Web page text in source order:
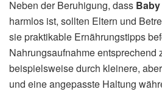
Neben der Beruhigung, dass
harmlos ist, sollten Eltern und
sie praktikable Ernährungstipps
Nahrungsaufnahme entsprechend
beispielsweise durch kleinere,
und eine angepasste Haltung